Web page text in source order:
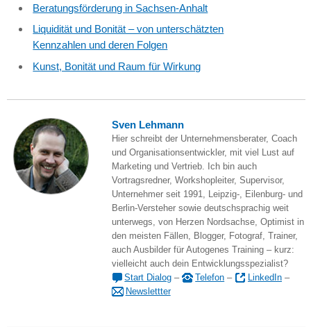
Beratungsförderung in Sachsen-Anhalt
Liquidität und Bonität – von unterschätzten
Kennzahlen und deren Folgen
Kunst, Bonität und Raum für Wirkung
Sven Lehmann
Hier schreibt der Unternehmensberater, Coach
und Organisationsentwickler, mit viel Lust auf
Marketing und Vertrieb. Ich bin auch
Vortragsredner, Workshopleiter, Supervisor,
Unternehmer seit 1991, Leipzig-, Eilenburg- und
Berlin-Versteher sowie deutschsprachig weit
unterwegs, von Herzen Nordsachse, Optimist in
den meisten Fällen, Blogger, Fotograf, Trainer,
auch Ausbilder für Autogenes Training – kurz:
vielleicht auch dein Entwicklungsspezialist?
Start Dialog – Telefon – LinkedIn –
Newslettter